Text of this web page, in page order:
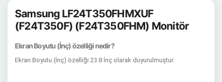
Samsung LF24T350FHMXUF
(F24T350F) (F24T350FHM) Monitör
Ekran Boyutu (İnç) özelliği nedir?
Ekran Boyutu (İnç) özelliği 23.8 İnç olarak duyurulmuştur.